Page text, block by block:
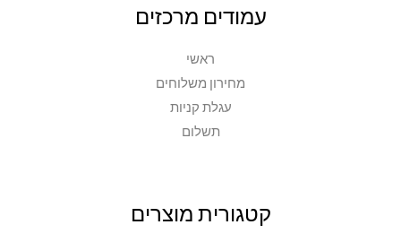
עמודים מרכזים
ראשי
מחירון משלוחים
עגלת קניות
תשלום
קטגורית מוצרים